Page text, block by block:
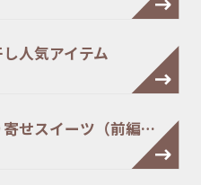
人気アイテム
せスイーツ（前編…